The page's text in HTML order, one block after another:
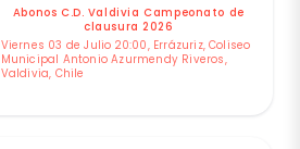
Abonos C.D. Valdivia Campeonato de
clausura 2026
Viernes 03 de Julio 20:00, Errázuriz, Coliseo
Municipal Antonio Azurmendy Riveros,
Valdivia, Chile